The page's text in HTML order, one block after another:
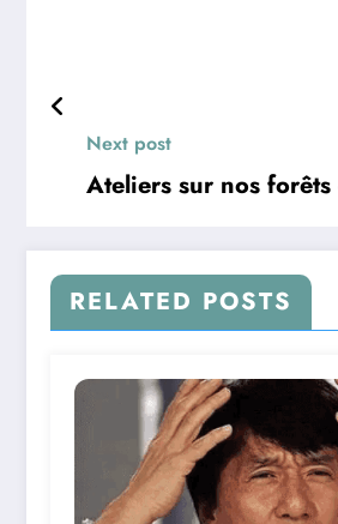
Next post
Ateliers sur nos forêts
RELATED POSTS